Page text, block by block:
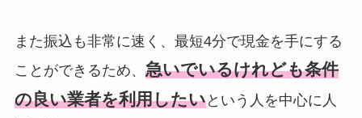
また振込も非常に速く、最短4分で現金を手にする
ことができるため、 急いでいるけれども条件
の良い業者を利用したいという人を中心に人